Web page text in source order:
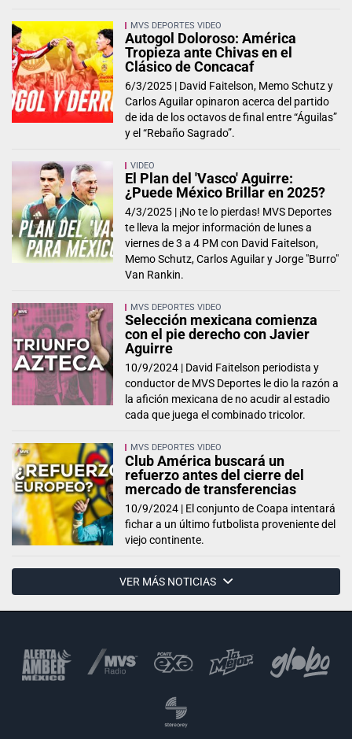
MVS DEPORTES VIDEO
Autogol Doloroso: América
Tropieza ante Chivas en el
Clásico de Concacaf
6/3/2025 | David Faitelson, Memo Schutz y
Carlos Aguilar opinaron acerca del partido
de ida de los octavos de final entre “Águilas”
y el “Rebaño Sagrado”.
VIDEO
El Plan del 'Vasco' Aguirre:
¿Puede México Brillar en 2025?
4/3/2025 | ¡No te lo pierdas! MVS Deportes
te lleva la mejor información de lunes a
viernes de 3 a 4 PM con David Faitelson,
Memo Schutz, Carlos Aguilar y Jorge "Burro"
Van Rankin.
MVS DEPORTES VIDEO
Selección mexicana comienza
con el pie derecho con Javier
Aguirre
10/9/2024 | David Faitelson periodista y
conductor de MVS Deportes le dio la razón a
la afición mexicana de no acudir al estadio
cada que juega el combinado tricolor.
MVS DEPORTES VIDEO
Club América buscará un
refuerzo antes del cierre del
mercado de transferencias
10/9/2024 | El conjunto de Coapa intentará
fichar a un último futbolista proveniente del
viejo continente.
VER MÁS NOTICIAS